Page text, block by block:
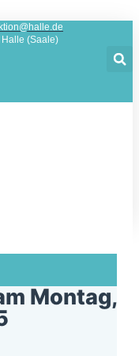
(Saale)
Montag,